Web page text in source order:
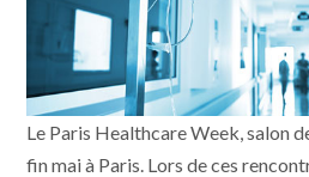
Le Paris Healthcare Week, salon
fin mai à Paris. Lors de ces